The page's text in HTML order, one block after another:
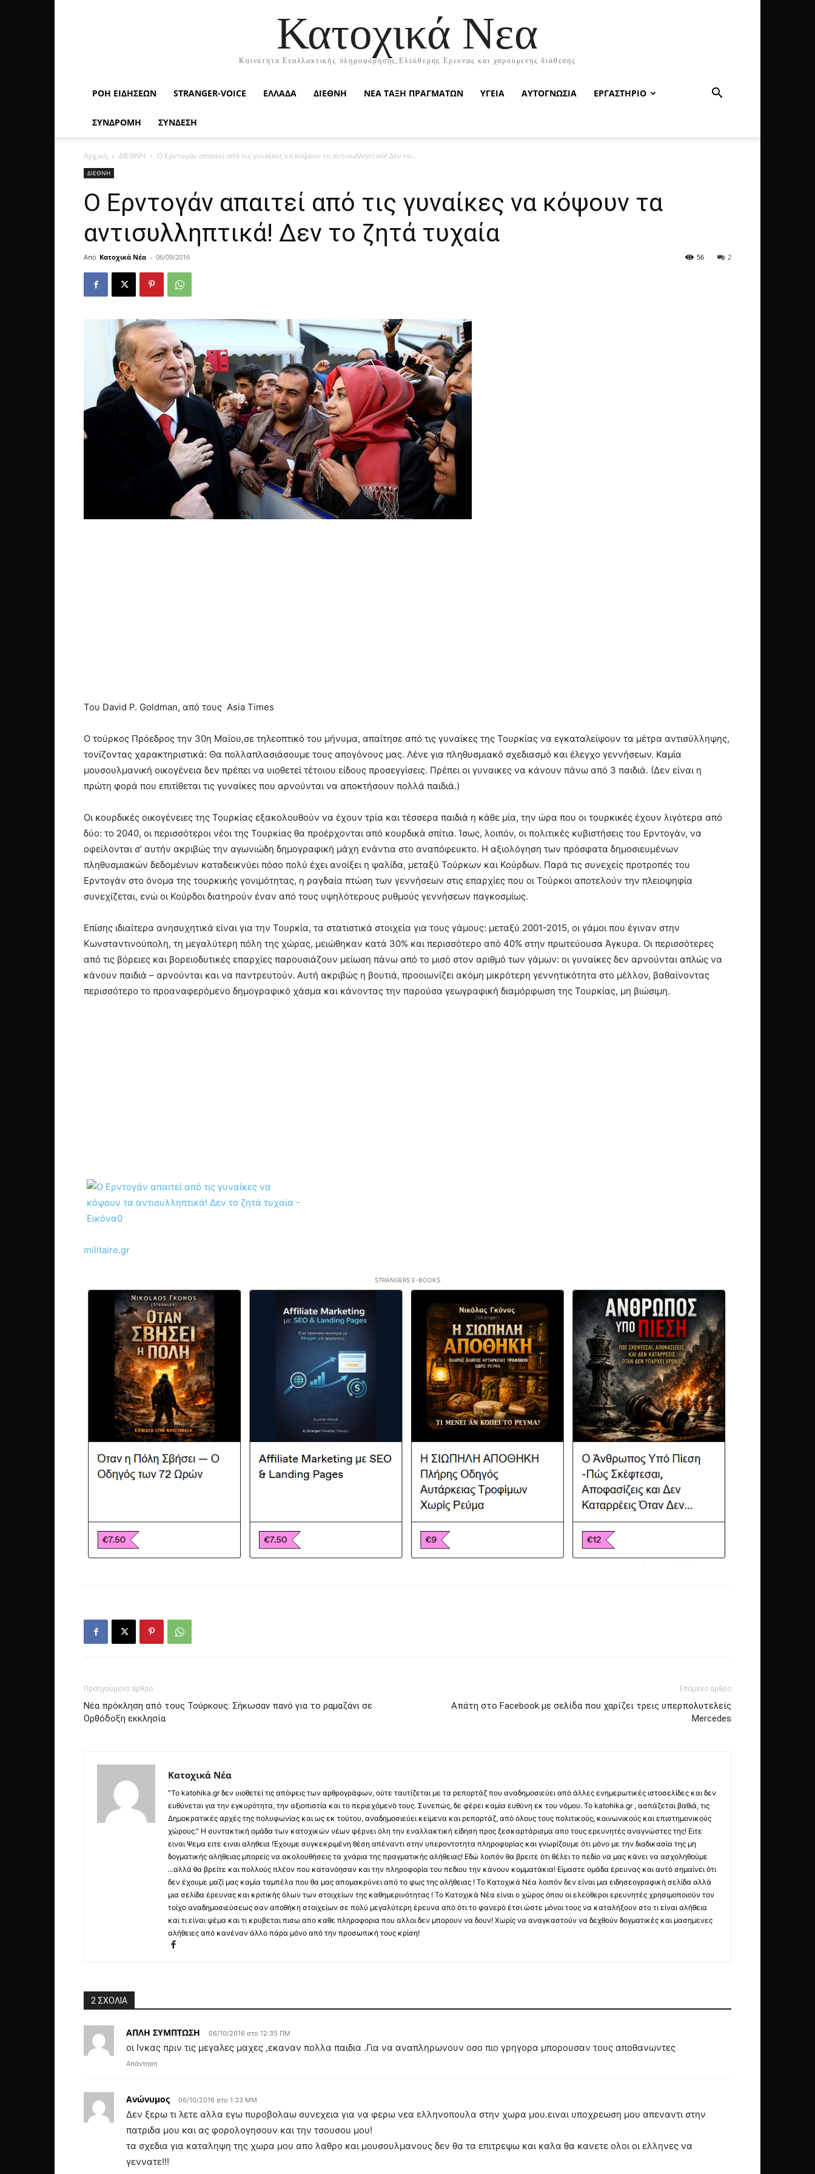
Κατοχικά Νεα
Κοινότητα Εναλλακτικής πληροφόρησης,Ελεύθερης Ερευνας και χαρούμενης διάθεσης
ΡΟΉ ΕΙΔΉΣΕΩΝ STRANGER-VOICE ΕΛΛΑΔΑ ΔΙΕΘΝΗ ΝΕΑ ΤΑΞΗ ΠΡΑΓΜΑΤΩΝ ΥΓΕΙΑ ΑΥΤΟΓΝΩΣΙΑ ΕΡΓΑΣΤΗΡΙΟ
ΣΥΝΔΡΟΜΗ ΣΥΝΔΕΣΗ
Αρχική ΔΙΕΘΝΗ Ο Ερντογάν απαιτεί από τις γυναίκες να κόψουν τα αντισυλληπτικά! Δεν το...
ΔΙΕΘΝΗ
Ο Ερντογάν απαιτεί από τις γυναίκες να κόψουν τα
αντισυλληπτικά! Δεν το ζητά τυχαία
Από Κατοχικά Νέα - 06/09/2016 2
56
Του David P. Goldman, από τους Asia Times
Ο τούρκος Πρόεδρος την 30η Μαίου,σε τηλεοπτικό του μήνυμα, απαίτησε από τις γυναίκες της Τουρκίας να εγκαταλείψουν τα μέτρα αντισύλληψης,
τονίζοντας χαρακτηριστικά: Θα πολλαπλασιάσουμε τους απογόνους μας. Λένε για πληθυσμιακό σχεδιασμό και έλεγχο γεννήσεων. Καμία
μουσουλμανική οικογένεια δεν πρέπει να υιοθετεί τέτοιου είδους προσεγγίσεις. Πρέπει οι γυναικες να κάνουν πάνω από 3 παιδιά. (Δεν είναι η
πρώτη φορά που επιτίθεται τις γυναίκες που αρνούνται να αποκτήσουν πολλά παιδιά.)
Οι κουρδικές οικογένειες της Τουρκίας εξακολουθούν να έχουν τρία και τέσσερα παιδιά η κάθε μία, την ώρα που οι τουρκικές έχουν λιγότερα από
δύο: το 2040, οι περισσότεροι νέοι της Τουρκίας θα προέρχονται από κουρδικά σπίτια. Ίσως, λοιπόν, οι πολιτικές κυβιστήσεις του Ερντογάν, να
οφείλονται σ’ αυτήν ακριβώς την αγωνιώδη δημογραφική μάχη ενάντια στο αναπόφευκτο. Η αξιολόγηση των πρόσφατα δημοσιευμένων
πληθυσμιακών δεδομένων καταδεικνύει πόσο πολύ έχει ανοίξει η ψαλίδα, μεταξύ Τούρκων και Κούρδων. Παρά τις συνεχείς προτροπές του
Ερντογάν στο όνομα της τουρκικής γονιμότητας, η ραγδαία πτώση των γεννήσεων στις επαρχίες που οι Τούρκοι αποτελούν την πλειοψηφία
συνεχίζεται, ενώ οι Κούρδοι διατηρούν έναν από τους υψηλότερους ρυθμούς γεννήσεων παγκοσμίως.
Επίσης ιδιαίτερα ανησυχητικά είναι για την Τουρκία, τα στατιστικά στοιχεία για τους γάμους: μεταξύ 2001-2015, οι γάμοι που έγιναν στην
Κωνσταντινούπολη, τη μεγαλύτερη πόλη της χώρας, μειώθηκαν κατά 30% και περισσότερο από 40% στην πρωτεύουσα Άγκυρα. Οι περισσότερες
από τις βόρειες και βορειοδυτικές επαρχίες παρουσιάζουν μείωση πάνω από το μισό στον αριθμό των γάμων: οι γυναίκες δεν αρνούνται απλώς να
κάνουν παιδιά – αρνούνται και να παντρευτούν. Αυτή ακριβώς η βουτιά, προοιωνίζει ακόμη μικρότερη γεννητικότητα στο μέλλον, βαθαίνοντας
περισσότερο το προαναφερόμενο δημογραφικό χάσμα και κάνοντας την παρούσα γεωγραφική διαμόρφωση της Τουρκίας, μη βιώσιμη.
militaire.gr
STRANGERS E-BOOKS
Προηγούμενο άρθρο
Νέα πρόκληση από τους Τούρκους: Σήκωσαν πανό για το ραμαζάνι σε
Ορθόδοξη εκκλησία
Επόμενο άρθρο
Απάτη στο Facebook με σελίδα που χαρίζει τρεις υπερπολυτελείς
Mercedes
Κατοχικά Νέα
"Το katohika.gr δεν υιοθετεί τις απόψεις των αρθρογράφων, ούτε ταυτίζεται με τα ρεπορτάζ που αναδημοσιεύει από άλλες ενημερωτικές ιστοσελίδες και δεν
ευθύνεται για την εγκυρότητα, την αξιοπιστία και το περιεχόμενό τους. Συνεπώς, δε φέρει καμία ευθύνη εκ του νόμου. Το katohika.gr , ασπάζεται βαθιά, τις
Δημοκρατικές αρχές της πολυφωνίας και ως εκ τούτου, αναδημοσιεύει κείμενα και ρεπορτάζ, από όλους τους πολιτικούς, κοινωνικούς και επιστημονικούς
χώρους." Η συντακτική ομάδα των κατοχικών νέων φέρνει όλη την εναλλακτική είδηση προς ξεσκαρτάρισμα απο τους ερευνητές αναγνώστες της! Ειτε
ειναι Ψεμα ειτε ειναι αληθεια !Έχουμε συγκεκριμένη θέση απέναντι στην υπεροντοτητα πληροφορίας και γνωρίζουμε ότι μόνο με την διαδικασία της μη
δογματικής αλήθειας μπορείς να ακολουθήσεις τα χνάρια της πραγματικής αλήθειας! Εδώ λοιπόν θα βρειτε ότι θέλει το πεδίο να μας κάνει να ασχοληθούμε
...αλλά θα βρείτε και πολλούς πλέον που κατανόησαν και την πληροφορία του πεδιου την κάνουν κομματάκια! Είμαστε ομάδα έρευνας και αυτό σημαίνει ότι
δεν έχουμε μαζί μας καμία ταμπέλα που θα μας απομακρύνει από το φως της αλήθειας ! Το Κατοχικά Νέα λοιπόν δεν είναι μια ειδησεογραφική σελίδα αλλά
μια σελίδα έρευνας και κριτικής όλων των στοιχείων της καθημερινότητας ! Το Κατοχικά Νέα είναι ο χώρος όπου οι ελεύθεροι ερευνητές χρησιμοποιούν τον
τοίχο αναδημοσιεύσεως σαν αποθήκη στοιχείων σε πολύ μεγαλύτερη έρευνα από ότι το φανερό έτσι ώστε μόνοι τους να καταλήξουν στο τι είναι αλήθεια
και τι είναι ψέμα και τι κρυβεται πισω απο καθε πληροφορια που αλλοι δεν μπορουν να δουν! Χωρίς να αναγκαστούν να δεχθούν δογματικές και μασημενες
αλήθειες από κανέναν άλλο πάρα μόνο από την προσωπική τους κρίση!
2 ΣΧΟΛΙΑ
ΑΠΛΗ ΣΥΜΠΤΩΣΗ 06/10/2016 στο 12:35 ΠΜ
οι Ινκας πριν τις μεγαλες μαχες ,εκαναν πολλα παιδια .Για να αναπληρωνουν οσο πιο γρηγορα μπορουσαν τους αποθανωντες
Απάντηση
Ανώνυμος 06/10/2016 στο 1:33 ΜΜ
Δεν ξερω τι λετε αλλα εγω πυροβολαω συνεχεια για να φερω νεα ελληνοπουλα στην χωρα μου.ειναι υποχρεωση μου απεναντι στην
πατριδα μου και ας φορολογησουν και την τσουσου μου!
τα σχεδια για καταληψη της χωρα μου απο λαθρο και μουσουλμανους δεν θα τα επιτρεψω και καλα θα κανετε ολοι οι ελληνες να
γεννατε!!!